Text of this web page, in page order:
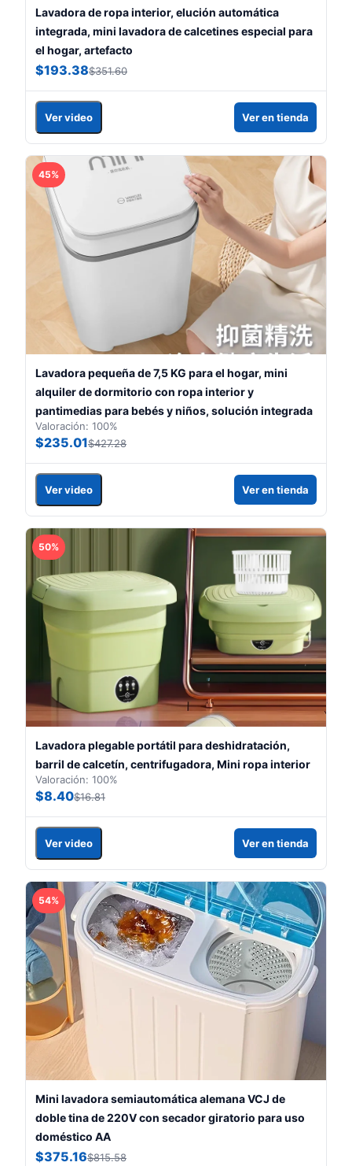
Lavadora de ropa interior, elución automática
integrada, mini lavadora de calcetines especial para
el hogar, artefacto
$193.38$351.60
Ver video Ver en tienda
45%
Lavadora pequeña de 7,5 KG para el hogar, mini
alquiler de dormitorio con ropa interior y
pantimedias para bebés y niños, solución integrada
Valoración: 100%
$235.01$427.28
Ver video Ver en tienda
50%
Lavadora plegable portátil para deshidratación,
barril de calcetín, centrifugadora, Mini ropa interior
Valoración: 100%
$8.40$16.81
Ver video Ver en tienda
54%
Mini lavadora semiautomática alemana VCJ de
doble tina de 220V con secador giratorio para uso
doméstico AA
$375.16$815.58